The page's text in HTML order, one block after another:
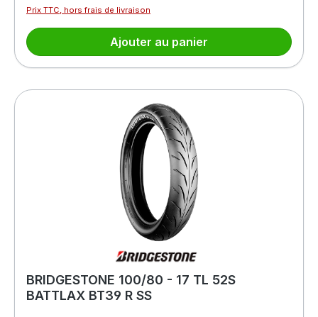
Prix TTC, hors frais de livraison
Ajouter au panier
BRIDGESTONE 100/80 - 17 TL 52S
BATTLAX BT39 R SS